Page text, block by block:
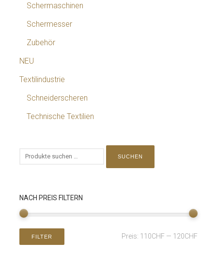
Schermaschinen
Schermesser
Zubehör
NEU
Textilindustrie
Schneiderscheren
Technische Textilien
SUCHEN
NACH PREIS FILTERN
FILTER Preis: 110CHF — 120CHF